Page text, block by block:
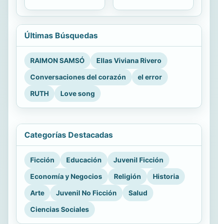
Últimas Búsquedas
RAIMON SAMSÓ
Ellas Viviana Rivero
Conversaciones del corazón
el error
RUTH
Love song
Categorías Destacadas
Ficción Educación
Juvenil Ficción
Economía y Negocios
Religión
Historia
Arte
Juvenil No Ficción
Salud
Ciencias Sociales